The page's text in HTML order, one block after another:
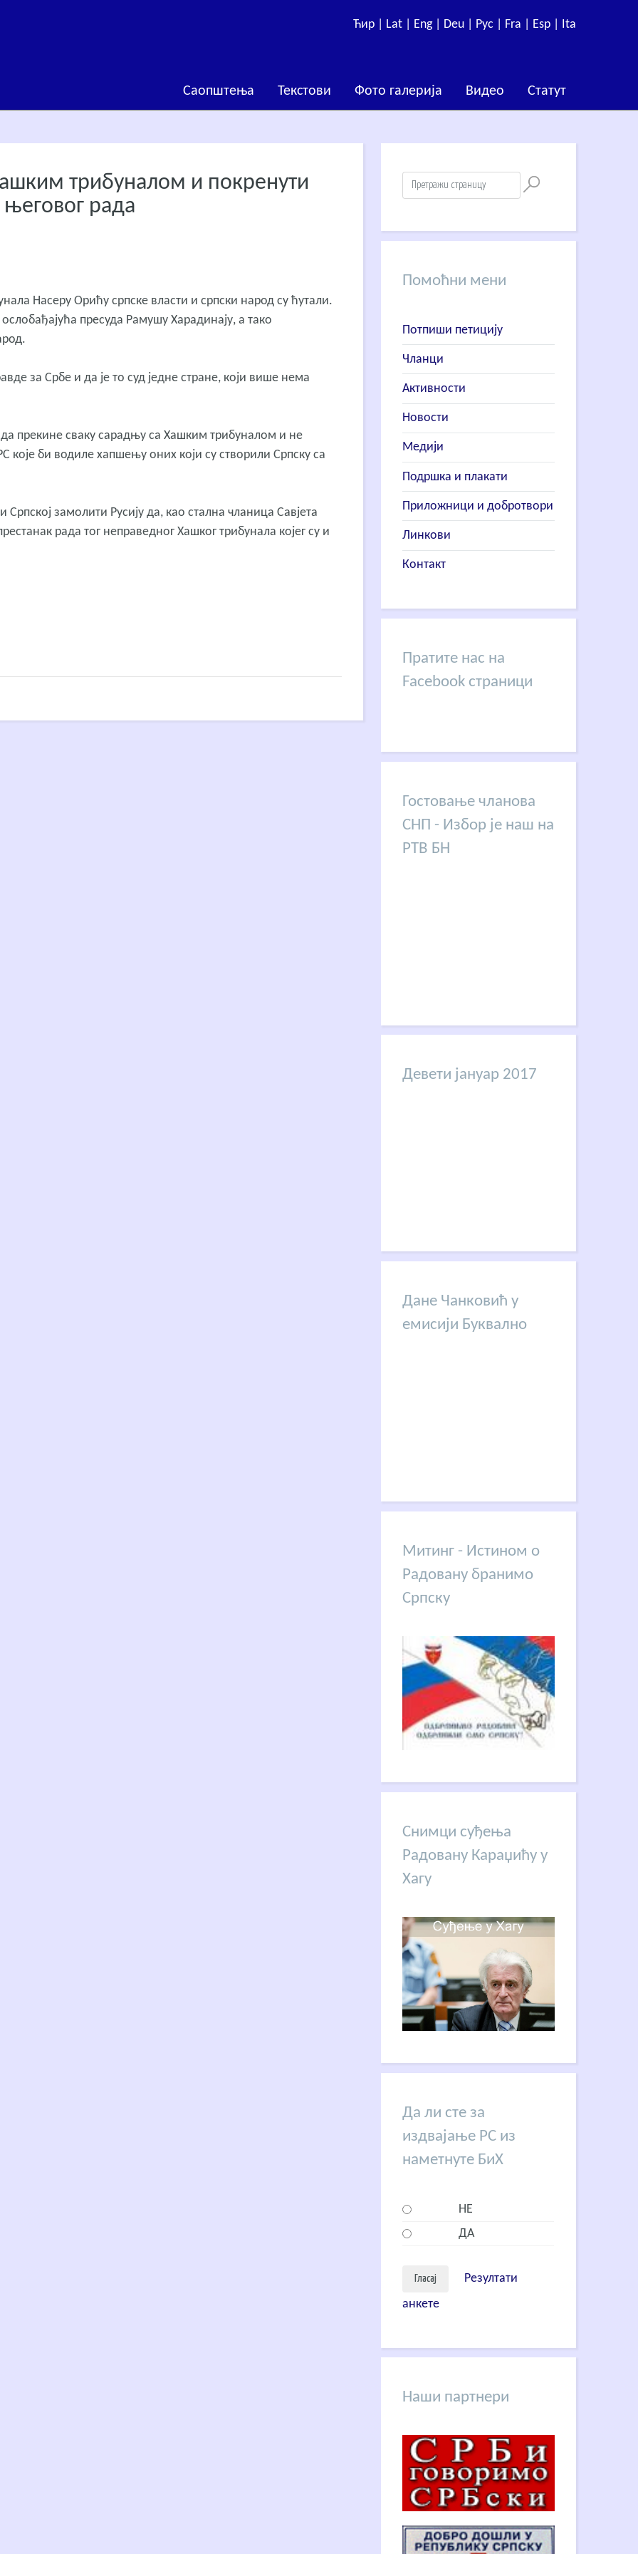
Ћир | Lat | Eng | Deu | Рус | Fra | Esp | Ita
Саопштења Текстови Фото галерија Видео Статут
трибуналом и покренути
његовог рада
Насеру Орићу српске власти и српски народ су ћутали.
пресуда Рамушу Харадинају, а тако
за Србе и да је то суд једне стране, који више нема
прекине сваку сарадњу са Хашким трибуналом и не
које би водиле хапшењу оних који су створили Српску са
замолити Русију да, као стална чланица Савјета
рада тог неправедног Хашког трибунала којег су и
Помоћни мени
Потпиши петицију
Чланци
Активности
Новости
Медији
Подршка и плакати
Приложници и добротвори
Линкови
Контакт
Пратите нас на
Facebook страници
Гостовање чланова
СНП - Избор је наш на
РТВ БН
Девети јануар 2017
Дане Чанковић у
емисији Буквално
Митинг - Истином о
Радовану бранимо
Српску
Снимци суђења
Радовану Караџићу у
Хагу
Да ли сте за
издвајање РС из
наметнуте БиХ
НЕ
ДА
Резултати
анкете
Наши партнери